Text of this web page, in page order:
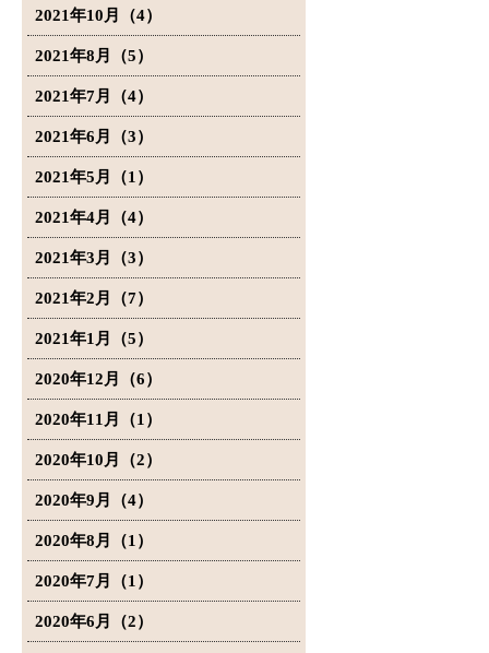
2021年10月（4）
2021年8月（5）
2021年7月（4）
2021年6月（3）
2021年5月（1）
2021年4月（4）
2021年3月（3）
2021年2月（7）
2021年1月（5）
2020年12月（6）
2020年11月（1）
2020年10月（2）
2020年9月（4）
2020年8月（1）
2020年7月（1）
2020年6月（2）